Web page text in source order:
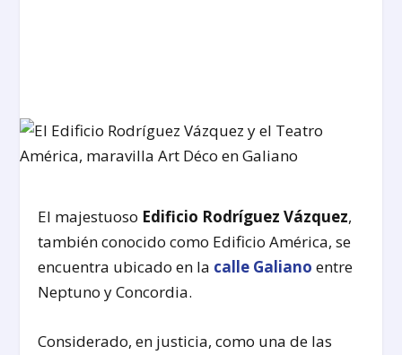
El majestuoso Edificio Rodríguez Vázquez,
también conocido como Edificio América, se
encuentra ubicado en la calle Galianoentre
Neptuno y Concordia.
Considerado, en justicia, como una de las